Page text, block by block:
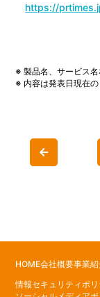
https://
※ 製品名、サービス名
※ 内容は発表日現在の
HOME会社概要事業
情報セキュリティポ